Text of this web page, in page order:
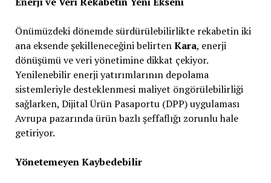
Önümüzdeki dönemde sürdürülebilirlikte rekabetin iki
ana eksende şekilleneceğini belirtenKara, enerji
dönüşümü ve veri yönetimine dikkat çekiyor.
Yenilenebilir enerji yatırımlarının depolama
sistemleriyle desteklenmesi maliyet öngörülebilirliği
sağlarken, Dijital Ürün Pasaportu (DPP) uygulaması
Avrupa pazarında ürün bazlı şeffaflığı zorunlu hale
getiriyor.
Yönetemeyen Kaybedebilir